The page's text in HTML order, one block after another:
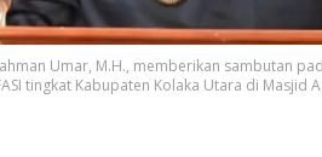
Umar, M.H., memberikan sambutan
tingkat Kabupaten Kolaka Utara di Masjid